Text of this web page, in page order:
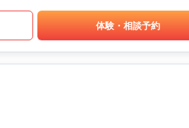
体験・相談予約